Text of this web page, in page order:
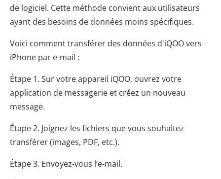
de logiciel. Cette méthode convient aux utilisateurs
ayant des besoins de données moins spécifiques.
Voici comment transférer des données d'iQOO vers
iPhone par e-mail :
Étape 1. Sur votre appareil iQOO, ouvrez votre
application de messagerie et créez un nouveau
message.
Étape 2. Joignez les fichiers que vous souhaitez
transférer (images, PDF, etc.).
Étape 3. Envoyez-vous l’e-mail.